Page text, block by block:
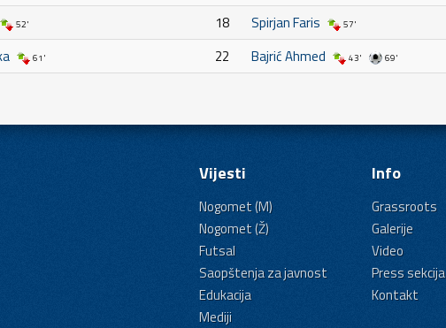
52'
61'
18 Spirjan Faris 57'
22 Bajrić Ahmed 43' 69'
Vijesti
Nogomet (M)
Nogomet (Ž)
Futsal
Saopštenja za javnost
Edukacija
Mediji
Info
Grassroots
Galerije
Video
Press sekcija
Kontakt